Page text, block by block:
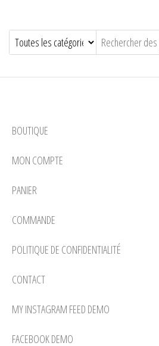
BOUTIQUE
MON COMPTE
PANIER
COMMANDE
POLITIQUE DE CONFIDENTIALITÉ
CONTACT
MY INSTAGRAM FEED DEMO
FACEBOOK DEMO